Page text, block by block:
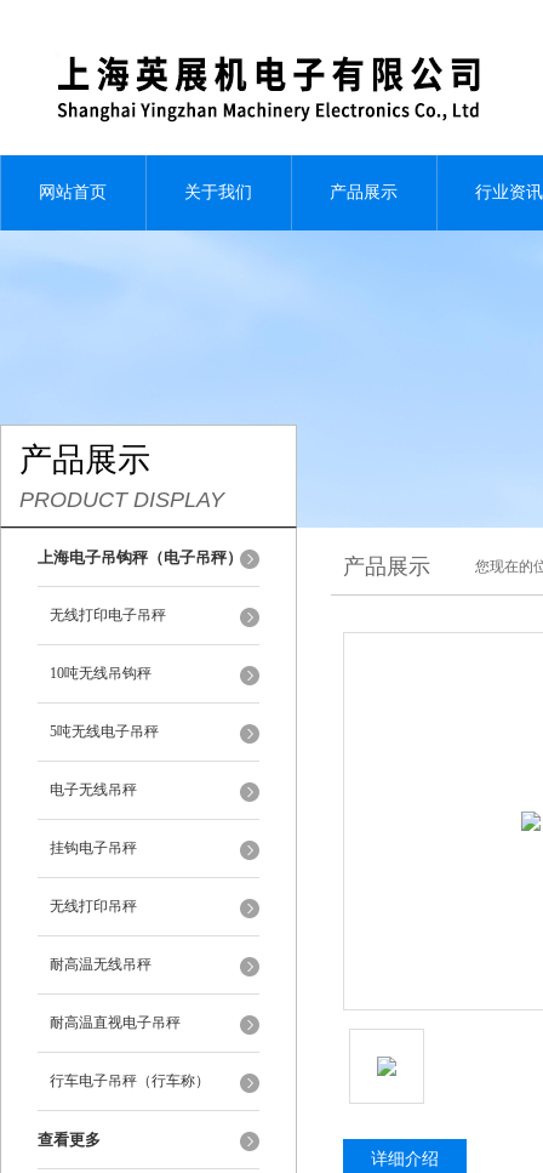
网站首页 关于我们 产品展示 行业资讯
产品展示
PRODUCT DISPLAY
上海电子吊钩秤（电子吊秤）
无线打印电子吊秤
10吨无线吊钩秤
5吨无线电子吊秤
电子无线吊秤
挂钩电子吊秤
无线打印吊秤
耐高温无线吊秤
耐高温直视电子吊秤
行车电子吊秤（行车称）
查看更多
产品展示 您现在的
详细介绍